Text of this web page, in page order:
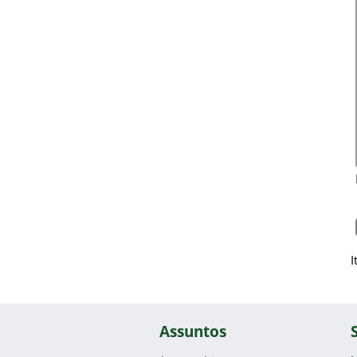
Assuntos